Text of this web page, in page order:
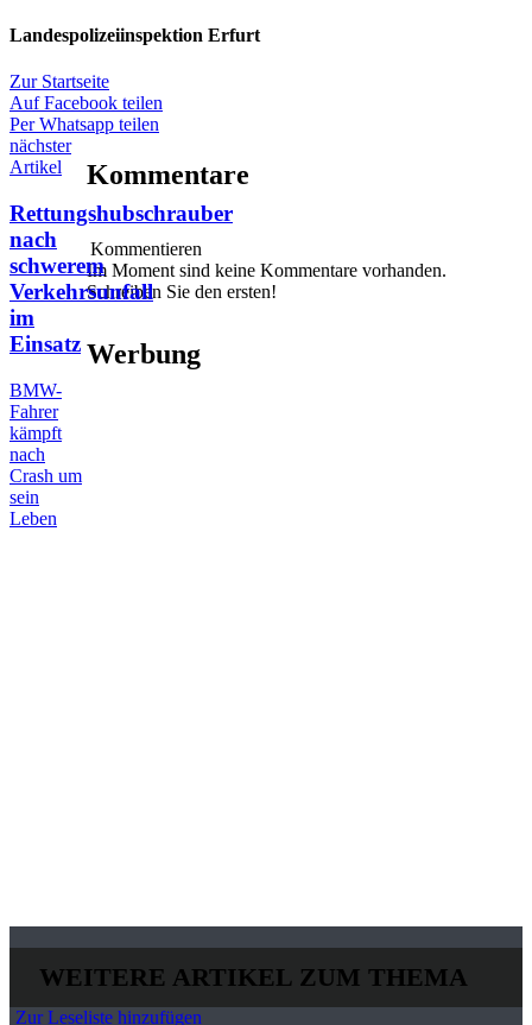
Landespolizeiinspektion Erfurt
Zur Startseite
Auf Facebook teilen
Per Whatsapp teilen
nächster
Artikel
Rettungshubschrauber
nach
schwerem
Verkehrsunfall
im
Einsatz
BMW-
Fahrer
kämpft
nach
Crash um
sein
Leben
Kommentare
Kommentieren
Im Moment sind keine Kommentare vorhanden.
Schreiben Sie den ersten!
Werbung
WEITERE ARTIKEL ZUM THEMA
Zur Leseliste hinzufügen